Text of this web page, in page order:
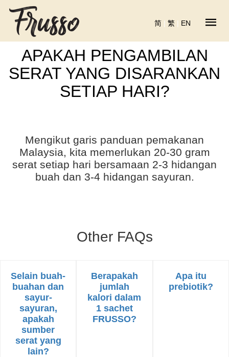
简 | 繁 | EN
APAKAH PENGAMBILAN
SERAT YANG DISARANKAN
SETIAP HARI?
Mengikut garis panduan pemakanan
Malaysia, kita memerlukan 20-30 gram
serat setiap hari bersamaan 2-3 hidangan
buah dan 3-4 hidangan sayuran.
Other FAQs
Selain buah-
buahan dan
sayur-
sayuran,
apakah
sumber
serat yang
lain?
Berapakah
jumlah
kalori dalam
1 sachet
FRUSSO?
Apa itu
prebiotik?